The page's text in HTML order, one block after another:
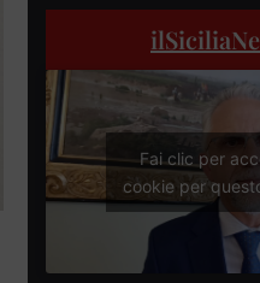
Fai clic per
cookie per